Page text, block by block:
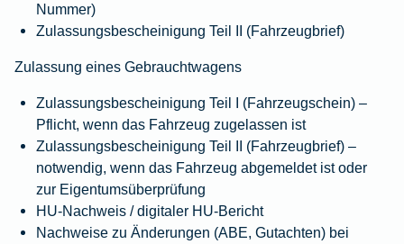
Nummer)
Zulassungsbescheinigung Teil II (Fahrzeugbrief)
Zulassung eines Gebrauchtwagens
Zulassungsbescheinigung Teil I (Fahrzeugschein) –
Pflicht, wenn das Fahrzeug zugelassen ist
Zulassungsbescheinigung Teil II (Fahrzeugbrief) –
notwendig, wenn das Fahrzeug abgemeldet ist oder
zur Eigentumsüberprüfung
HU‑Nachweis / digitaler HU‑Bericht
Nachweise zu Änderungen (ABE, Gutachten) bei